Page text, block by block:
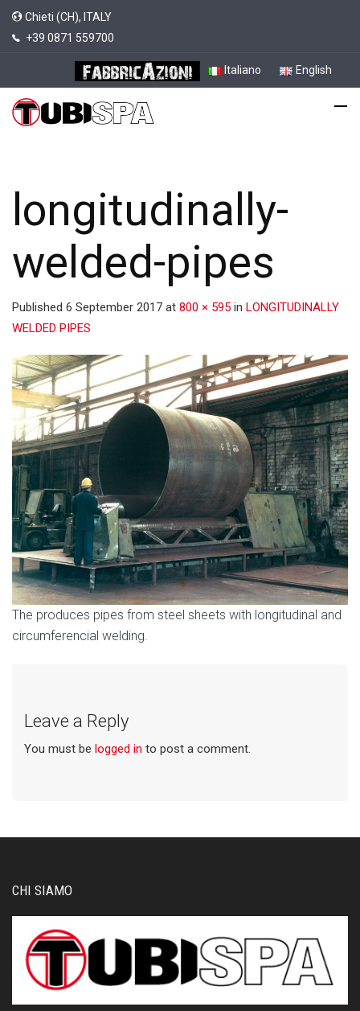
Chieti (CH), ITALY
+39 0871 559700
Italiano English
longitudinally-
welded-pipes
Published 6 September 2017 at 800 × 595 in LONGITUDINALLY
WELDED PIPES
The produces pipes from steel sheets with longitudinal and
circumferencial welding.
Leave a Reply
You must be logged in to post a comment.
CHI SIAMO